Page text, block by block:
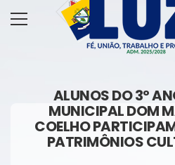
ALUNOS DO 3º
MUNICIPAL DOM
COELHO
PATRIMÔNIOS